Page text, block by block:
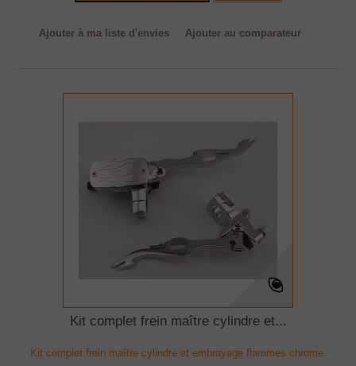
Ajouter à ma liste d'envies Ajouter au comparateur
Kit complet frein maître cylindre et...
Kit complet frein maître cylindre et embrayage flammes chrome.